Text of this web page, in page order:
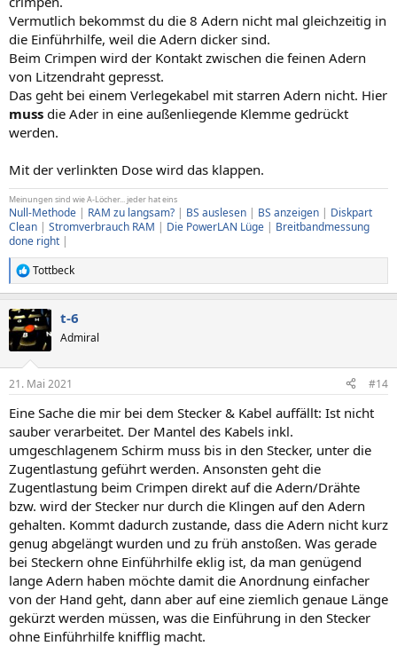
Vermutlich bekommst du die 8 Adern nicht mal gleichzeitig in
die Einführhilfe, weil die Adern dicker sind.
Beim Crimpen wird der Kontakt zwischen die feinen Adern
von Litzendraht gepresst.
Das geht bei einem Verlegekabel mit starren Adern nicht. Hier
muss die Ader in eine außenliegende Klemme gedrückt
werden.
Mit der verlinkten Dose wird das klappen.
Meinungen sind wie A-Löcher... jeder hat eins
Null-Methode | RAM zu langsam? | BS auslesen | BS anzeigen | Diskpart
Clean | Stromverbrauch RAM | Die PowerLAN Lüge | Breitbandmessung
done right |
R
e
k
t
e
:
Tottbeck
t-6
Admiral
21. Mai 2021 #14
Eine Sache die mir bei dem Stecker & Kabel auffällt: Ist nicht
sauber verarbeitet. Der Mantel des Kabels inkl.
umgeschlagenem Schirm muss bis in den Stecker, unter die
Zugentlastung geführt werden. Ansonsten geht die
Zugentlastung beim Crimpen direkt auf die Adern/Drähte
bzw. wird der Stecker nur durch die Klingen auf den Adern
gehalten. Kommt dadurch zustande, dass die Adern nicht kurz
genug abgelängt wurden und zu früh anstoßen. Was gerade
bei Steckern ohne Einführhilfe eklig ist, da man genügend
lange Adern haben möchte damit die Anordnung einfacher
von der Hand geht, dann aber auf eine ziemlich genaue Länge
gekürzt werden müssen, was die Einführung in den Stecker
ohne Einführhilfe knifflig macht.